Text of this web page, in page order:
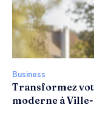
Business
Transformez
moderne à